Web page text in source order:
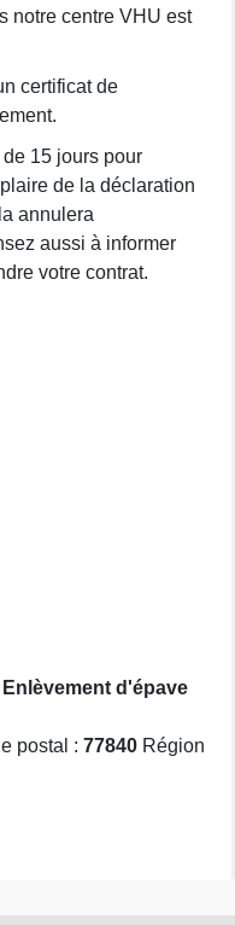
notre centre VHU est
certificat de
15 jours pour
de la déclaration
annulera
aussi à informer
votre contrat.
d'épave
postal : 77840 Région